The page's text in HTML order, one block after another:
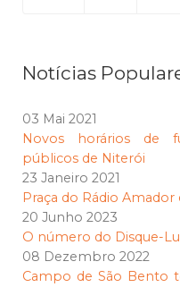
Notícias
03 Mai 2021
Novos horários de
públicos de Niterói
23 Janeiro 2021
Praça do Rádio
20 Junho 2023
O número do Disque-
08 Dezembro 2022
Campo de São Bento